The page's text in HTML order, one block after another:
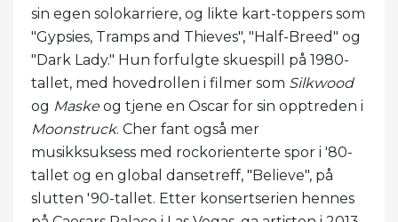
sin egen solokarriere, og likte kart-toppers som
"Gypsies, Tramps and Thieves", "Half-Breed" og
"Dark Lady." Hun forfulgte skuespill på 1980-
tallet, med hovedrollen i filmer som Silkwood
og Maskeog tjene en Oscar for sin opptreden i
Moonstruck. Cher fant også mer
musikksuksess med rockorienterte spor i '80-
tallet og en global dansetreff, "Believe", på
slutten '90-tallet. Etter konsertserien hennes